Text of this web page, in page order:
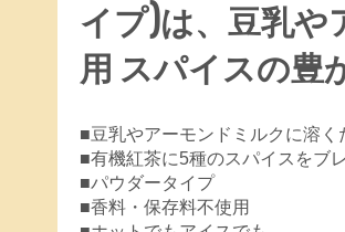
イプ)は、豆乳や
用 スパイスの豊
■豆乳やアーモンドミルクに溶
■有機紅茶に5種のスパイスをブ
■パウダータイプ
■香料・保存料不使用